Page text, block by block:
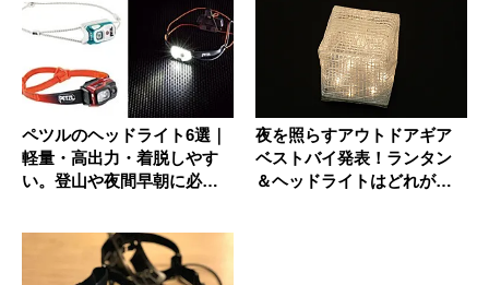
ペツルのヘッドライト6選｜
軽量・高出力・着脱しやす
い。登山や夜間早朝に必須
夜を照らすアウトドアギア
ベストバイ発表！ランタン
＆ヘッドライトはどれが推